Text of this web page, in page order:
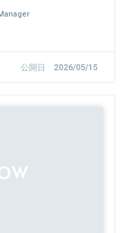
公開日 2026/05/15